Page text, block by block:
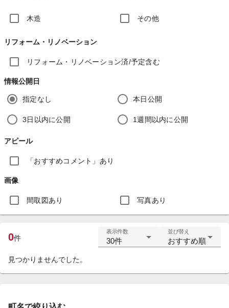
木造 その他
リフォーム・リノベーション
リフォーム・リノベーション済/予定含む
情報公開日
指定なし 本日公開
3日以内に公開 1週間以内に公開
アピール
「おすすめコメント」あり
画像
間取図あり 写真あり
0件
表示件数
30件
並び替え
おすすめ順
見つかりませんでした。